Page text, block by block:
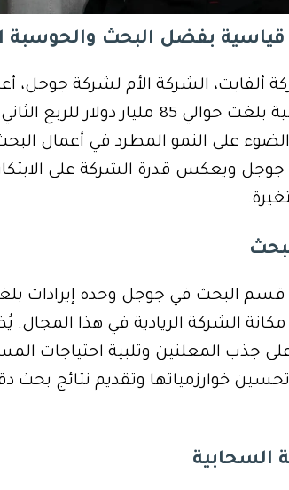
بفضل البحث والحوسبة
ألفابت، الشركة الأم لشركة جوجل،
الشركة عن إيرادات قياسية بلغت حوالي 85 مليار
الضوء على النمو المطرد في أعمال
ويعكس قدرة الشركة على
مكانة الشركة الريادية في هذا المجال.
جذب المعلنين وتلبية احتياجات
خوارزمياتها وتقديم نتائج بحث
السحابية